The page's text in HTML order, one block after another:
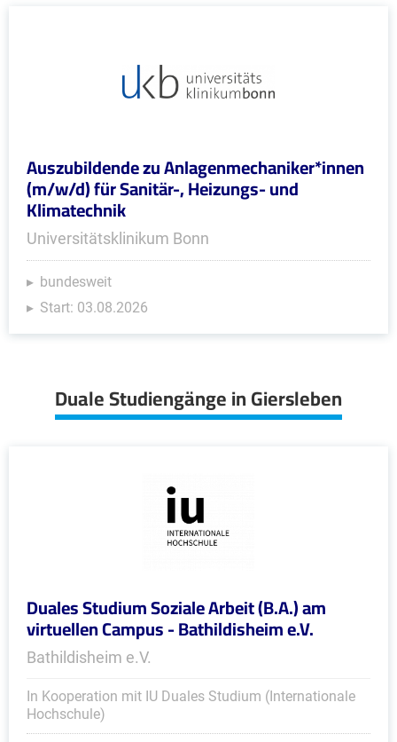
Auszubildende zu Anlagenmechaniker*innen
(m/w/d) für Sanitär-, Heizungs- und
Klimatechnik
Universitätsklinikum Bonn
bundesweit
Start: 03.08.2026
Duale Studiengänge in Giersleben
Duales Studium Soziale Arbeit (B.A.) am
virtuellen Campus - Bathildisheim e.V.
Bathildisheim e.V.
In Kooperation mit IU Duales Studium (Internationale
Hochschule)